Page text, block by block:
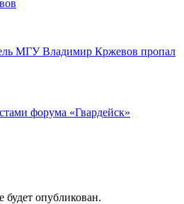
МГУ Владимир Кржевов пропал
форума «Гвардейск»
опубликован.